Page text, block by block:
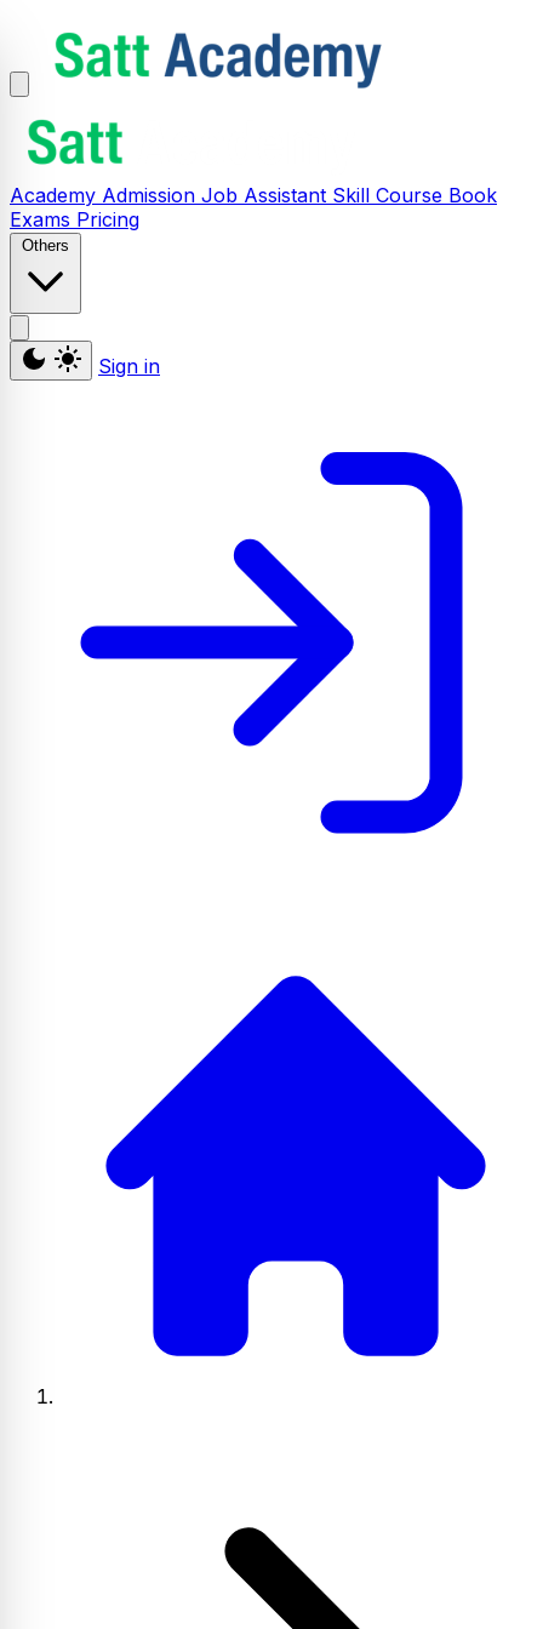
Academy Admission Job Assistant Skill Course Book
Exams Pricing
Others
Sign in